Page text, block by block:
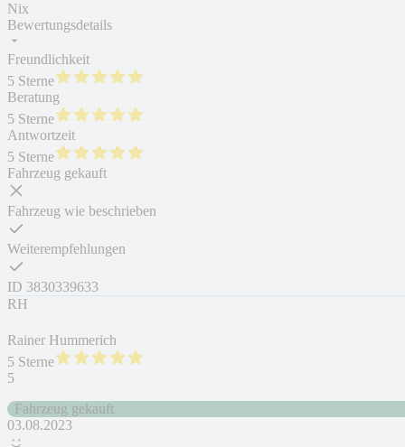
Nix
Bewertungsdetails
Freundlichkeit
5 Sterne
Beratung
5 Sterne
Antwortzeit
5 Sterne
Fahrzeug gekauft
Fahrzeug wie beschrieben
Weiterempfehlungen
ID 3830339633
RH
Rainer Hummerich
5 Sterne
5
Fahrzeug gekauft
03.08.2023